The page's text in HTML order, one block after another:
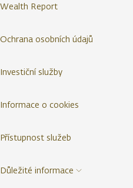
Wealth Report
Ochrana osobních údajů
Investiční služby
Informace o cookies
Přístupnost služeb
Důležité informace